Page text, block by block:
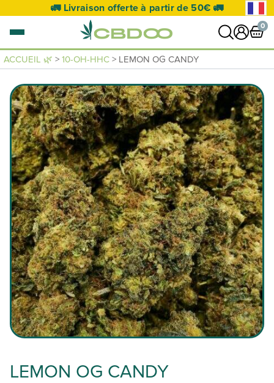
🚛 Livraison offerte à partir de 50€ 🚛
0
0 article VOIR PANIER
Votre panier est vide.
ACCUEIL 🌿 > 10-OH-HHC > LEMON OG CANDY
LEMON OG CANDY